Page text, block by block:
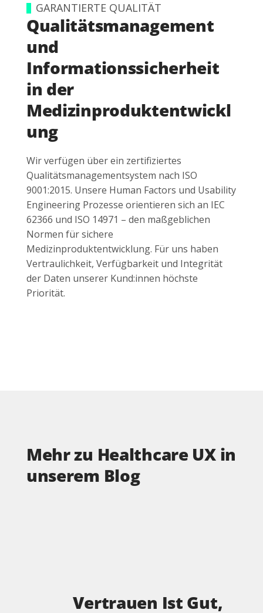
GARANTIERTE QUALITÄT
Qualitätsmanagement
und
Informationssicherheit
in der
Medizinproduktentwickl
ung
Wir verfügen über ein zertifiziertes
Qualitätsmanagementsystem nach ISO
9001:2015. Unsere Human Factors und Usability
Engineering Prozesse orientieren sich an IEC
62366 und ISO 14971 – den maßgeblichen
Normen für sichere
Medizinproduktentwicklung. Für uns haben
Vertraulichkeit, Verfügbarkeit und Integrität
der Daten unserer Kund:innen höchste
Priorität.
Mehr zu Healthcare UX in
unserem Blog
Vertrauen Ist Gut,